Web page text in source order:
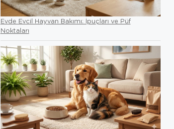
Evde Evcil Hayvan Bakımı: İpuçları ve Püf
Noktaları